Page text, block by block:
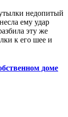
недопитый
ему удар
эту же
к его шее и
доме